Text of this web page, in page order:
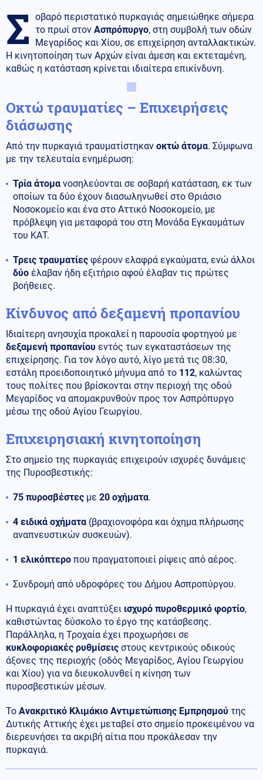
Σ οβαρό περιστατικό πυρκαγιάς σημειώθηκε σήμερα
το πρωί στον Ασπρόπυργο, στη συμβολή των οδών
Μεγαρίδος και Χίου, σε επιχείρηση ανταλλακτικών.
Η κινητοποίηση των Αρχών είναι άμεση και εκτεταμένη,
καθώς η κατάσταση κρίνεται ιδιαίτερα επικίνδυνη.
Οκτώ τραυματίες – Επιχειρήσεις
διάσωσης
Από την πυρκαγιά τραυματίστηκαν οκτώ άτομα. Σύμφωνα
με την τελευταία ενημέρωση:
Τρία άτομα νοσηλεύονται σε σοβαρή κατάσταση, εκ των
οποίων τα δύο έχουν διασωληνωθεί στο Θριάσιο
Νοσοκομείο και ένα στο Αττικό Νοσοκομείο, με
πρόβλεψη για μεταφορά του στη Μονάδα Εγκαυμάτων
του ΚΑΤ.
Τρεις τραυματίες φέρουν ελαφρά εγκαύματα, ενώ άλλοι
δύο έλαβαν ήδη εξιτήριο αφού έλαβαν τις πρώτες
βοήθειες.
Κίνδυνος από δεξαμενή προπανίου
Ιδιαίτερη ανησυχία προκαλεί η παρουσία φορτηγού με
δεξαμενή προπανίου εντός των εγκαταστάσεων της
επιχείρησης. Για τον λόγο αυτό, λίγο μετά τις 08:30,
εστάλη προειδοποιητικό μήνυμα από το 112, καλώντας
τους πολίτες που βρίσκονται στην περιοχή της οδού
Μεγαρίδος να απομακρυνθούν προς τον Ασπρόπυργο
μέσω της οδού Αγίου Γεωργίου.
Επιχειρησιακή κινητοποίηση
Στο σημείο της πυρκαγιάς επιχειρούν ισχυρές δυνάμεις
της Πυροσβεστικής:
75 πυροσβέστες με 20 οχήματα.
4 ειδικά οχήματα (βραχιονοφόρα και όχημα πλήρωσης
αναπνευστικών συσκευών).
1 ελικόπτερο που πραγματοποιεί ρίψεις από αέρος.
Συνδρομή από υδροφόρες του Δήμου Ασπροπύργου.
Η πυρκαγιά έχει αναπτύξει ισχυρό πυροθερμικό φορτίο,
καθιστώντας δύσκολο το έργο της κατάσβεσης.
Παράλληλα, η Τροχαία έχει προχωρήσει σε
κυκλοφοριακές ρυθμίσεις στους κεντρικούς οδικούς
άξονες της περιοχής (οδός Μεγαρίδος, Αγίου Γεωργίου
και Χίου) για να διευκολυνθεί η κίνηση των
πυροσβεστικών μέσων.
Το Ανακριτικό Κλιμάκιο Αντιμετώπισης Εμπρησμού της
Δυτικής Αττικής έχει μεταβεί στο σημείο προκειμένου να
διερευνήσει τα ακριβή αίτια που προκάλεσαν την
πυρκαγιά.